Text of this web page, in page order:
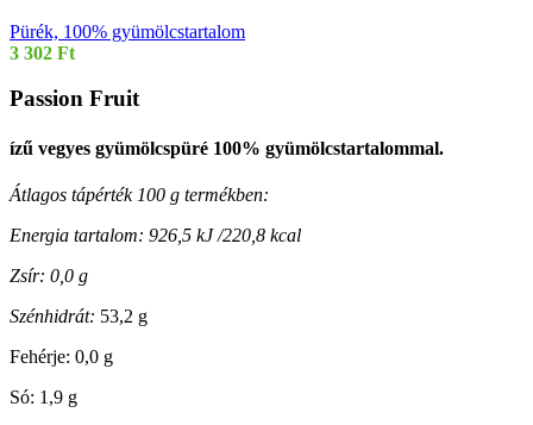
Pürék, 100% gyümölcstartalom
3 302 Ft
Passion Fruit
ízű vegyes gyümölcspüré 100% gyümölcstartalommal.
Átlagos tápérték 100 g termékben:
Energia tartalom: 926,5 kJ /220,8 kcal
Zsír: 0,0 g
Szénhidrát: 53,2 g
Fehérje: 0,0 g
Só: 1,9 g